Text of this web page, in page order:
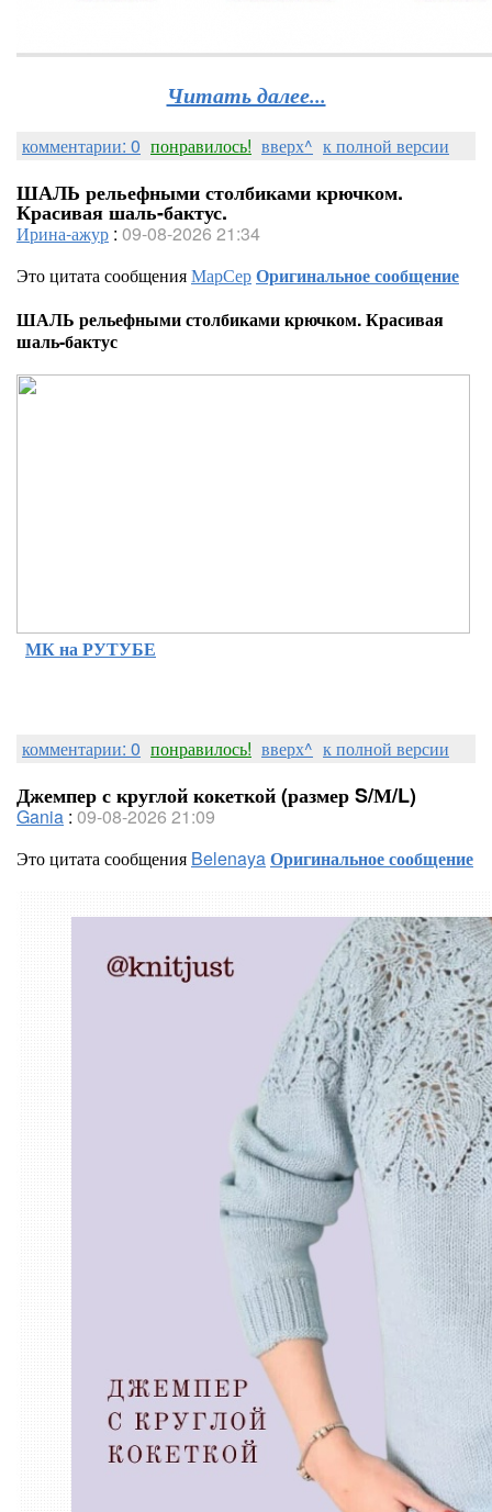
Читать далее...
комментарии: 0 понравилось! вверх^ к полной версии
ШАЛЬ рельефными столбиками крючком.
Красивая шаль-бактус.
Ирина-ажур : 09-08-2026 21:34
Это цитата сообщенияМарСерОригинальное сообщение
ШАЛЬ рельефными столбиками крючком. Красивая
шаль-бактус
МК на РУТУБЕ
комментарии: 0 понравилось! вверх^ к полной версии
Джемпер с круглой кокеткой (размер S/М/L)
Gania : 09-08-2026 21:09
Это цитата сообщения BelenayaОригинальное сообщение